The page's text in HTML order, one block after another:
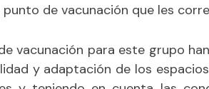
punto de vacunación que les
vacunación para este grupo
y adaptación de los